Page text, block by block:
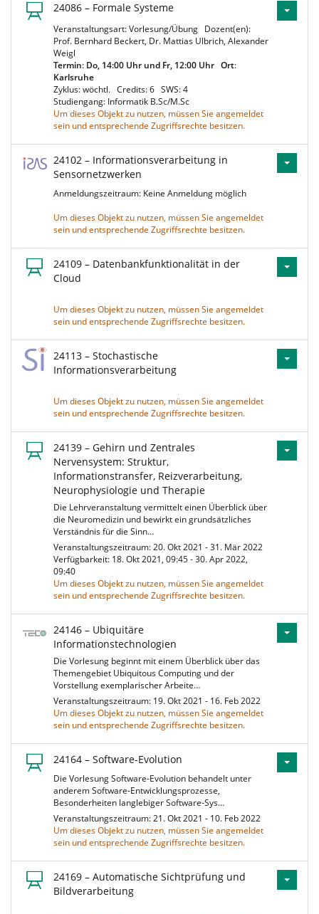
24086 – Formale Systeme
Veranstaltungsart: Vorlesung/Übung Dozent(en):
Prof. Bernhard Beckert, Dr. Mattias Ulbrich, Alexander
Weigl
Termin: Do, 14:00 Uhr und Fr, 12:00 Uhr Ort:
Karlsruhe
Zyklus: wöchtl. Credits: 6 SWS: 4
Studiengang: Informatik B.Sc/M.Sc
Um dieses Objekt zu nutzen, müssen Sie angemeldet
sein und entsprechende Zugriffsrechte besitzen.
24102 – Informationsverarbeitung in
Sensornetzwerken
Anmeldungszeitraum: Keine Anmeldung möglich
Um dieses Objekt zu nutzen, müssen Sie angemeldet
sein und entsprechende Zugriffsrechte besitzen.
24109 – Datenbankfunktionalität in der
Cloud
Um dieses Objekt zu nutzen, müssen Sie angemeldet
sein und entsprechende Zugriffsrechte besitzen.
24113 – Stochastische
Informationsverarbeitung
Um dieses Objekt zu nutzen, müssen Sie angemeldet
sein und entsprechende Zugriffsrechte besitzen.
24139 – Gehirn und Zentrales
Nervensystem: Struktur,
Informationstransfer, Reizverarbeitung,
Neurophysiologie und Therapie
Die Lehrveranstaltung vermittelt einen Überblick über
die Neuromedizin und bewirkt ein grundsätzliches
Verständnis für die Sinn…
Veranstaltungszeitraum: 20. Okt 2021 - 31. Mär 2022
Verfügbarkeit: 18. Okt 2021, 09:45 - 30. Apr 2022,
09:40
Um dieses Objekt zu nutzen, müssen Sie angemeldet
sein und entsprechende Zugriffsrechte besitzen.
24146 – Ubiquitäre
Informationstechnologien
Die Vorlesung beginnt mit einem Überblick über das
Themengebiet Ubiquitous Computing und der
Vorstellung exemplarischer Arbeite…
Veranstaltungszeitraum: 19. Okt 2021 - 16. Feb 2022
Um dieses Objekt zu nutzen, müssen Sie angemeldet
sein und entsprechende Zugriffsrechte besitzen.
24164 – Software-Evolution
Die Vorlesung Software-Evolution behandelt unter
anderem Software-Entwicklungsprozesse,
Besonderheiten langlebiger Software-Sys…
Veranstaltungszeitraum: 21. Okt 2021 - 10. Feb 2022
Um dieses Objekt zu nutzen, müssen Sie angemeldet
sein und entsprechende Zugriffsrechte besitzen.
24169 – Automatische Sichtprüfung und
Bildverarbeitung